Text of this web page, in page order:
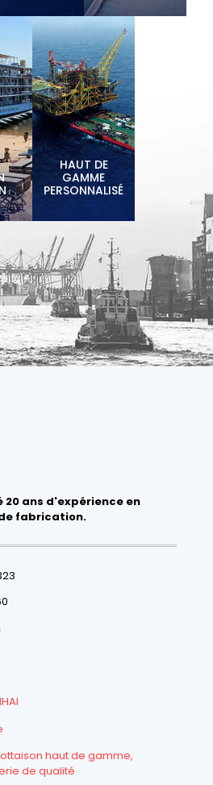
HAUT DE
GAMME
PERSONNALISÉ
20 ans d'expérience en
fabrication.
haut de gamme,
de qualité